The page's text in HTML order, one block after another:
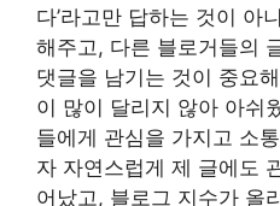
다’라고만 답하는 것이 아
해주고, 다른 블로거들의
댓글을 남기는 것이 중요
이 많이 달리지 않아 아쉬
들에게 관심을 가지고 소
자 자연스럽게 제 글에도
어났고, 블로그 지수가 올